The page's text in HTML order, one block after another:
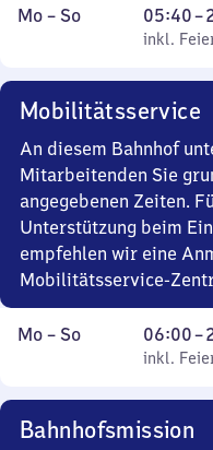
Montag
Mo – So,
inkl. Feiertage
05:40–
Von
5
bis
22
Uhr
45
inkl.
Mobilitätsservice
An diesem Bahnhof
Mitarbeitenden Sie
angegebenen Zeiten.
Unterstützung beim
empfehlen wir eine
Mobilitätsservice-
Montag
Mo – So,
inkl. Feiertage
06:00–
Von
6
22
inkl.
Bahnhofsmission